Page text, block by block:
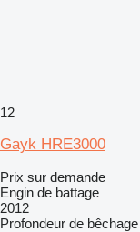
12
Gayk HRE3000
Prix sur demande
Engin de battage
2012
Profondeur de bêchage